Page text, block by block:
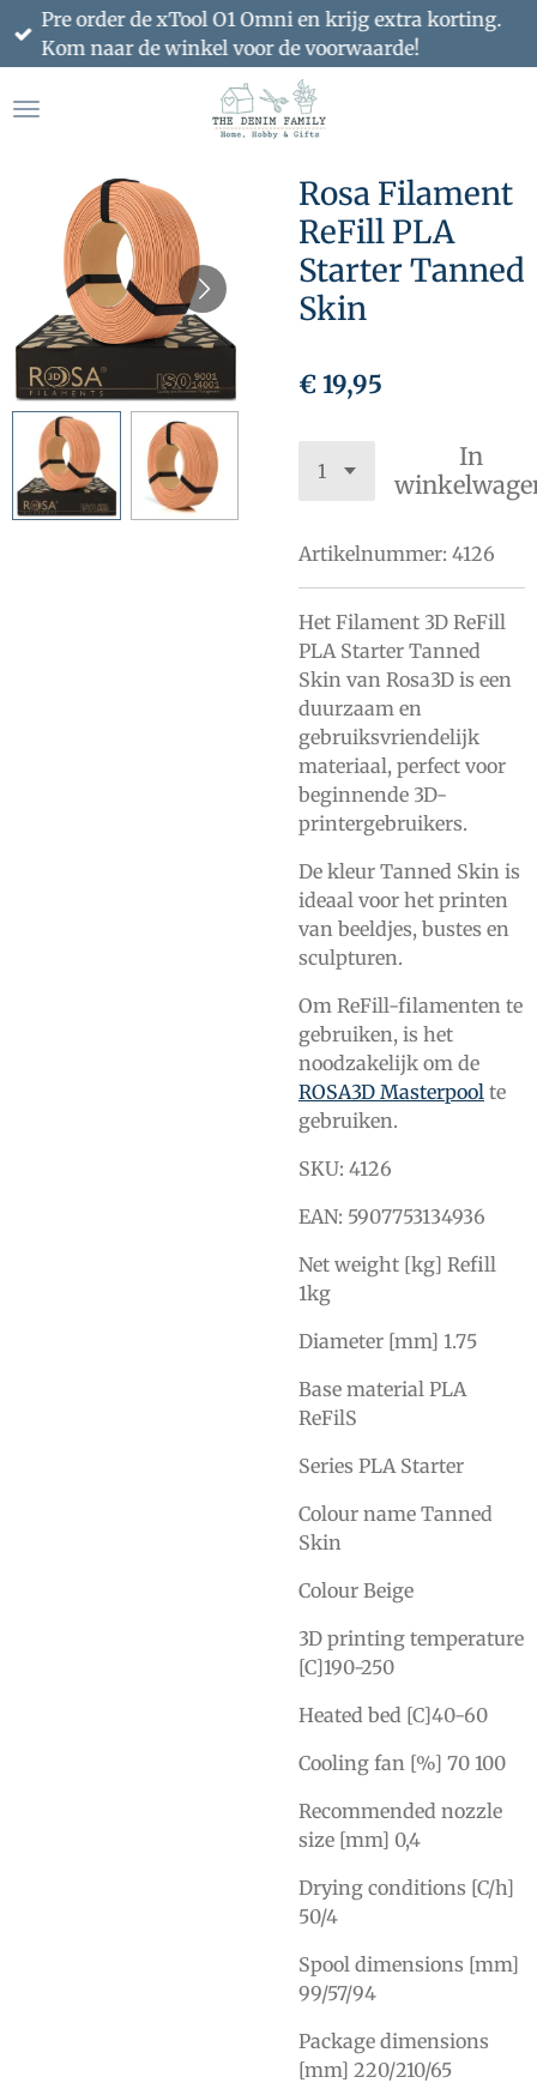
Ga
direct
de
Pre order de xTool O1 Omni en krijg extra korting.
Kom naar de winkel voor de voorwaarde!
Rosa Filament
ReFill PLA
Starter Tanned
Skin
€ 19,95
In
Artikelnummer: 4126
Het Filament 3D ReFill
PLA Starter Tanned
Skin van Rosa3D is een
duurzaam en
gebruiksvriendelijk
materiaal, perfect voor
beginnende 3D-
printergebruikers.
De kleur Tanned Skin is
ideaal voor het printen
van beeldjes, bustes en
sculpturen.
Om ReFill-filamenten te
gebruiken, is het
noodzakelijk om de
ROSA3D Masterpool te
gebruiken.
SKU: 4126
EAN: 5907753134936
Net weight [kg] Refill
1kg
Diameter [mm] 1.75
Base material PLA
ReFilS
Series PLA Starter
Colour name Tanned
Skin
Colour Beige
3D printing temperature
[C]190-250
Heated bed [C]40-60
Cooling fan [%] 70 100
Recommended nozzle
size [mm] 0,4
Drying conditions [C/h]
50/4
Spool dimensions [mm]
99/57/94
Package dimensions
[mm] 220/210/65